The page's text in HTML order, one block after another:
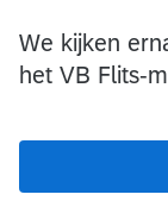
We kijken
het VB Flits-